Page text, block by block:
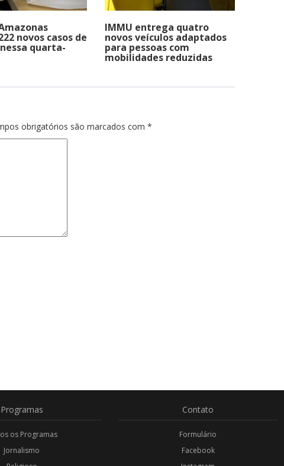
novos casos de
quarta-
IMMU entrega quatro
novos veículos adaptados
para pessoas com
mobilidades reduzidas
obrigatórios são marcados com *
Programas
os Programas
Jornalismo
Contato
Formulário
Facebook